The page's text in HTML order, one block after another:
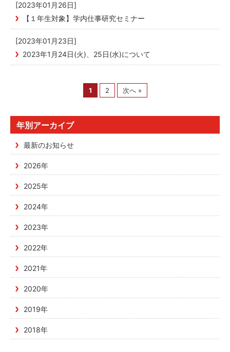
[2023年01月26日]
【１年生対象】学内仕事研究セミナー
[2023年01月23日]
2023年1月24日(火)、25日(水)について
1 2 次へ »
年別アーカイブ
最新のお知らせ
2026年
2025年
2024年
2023年
2022年
2021年
2020年
2019年
2018年